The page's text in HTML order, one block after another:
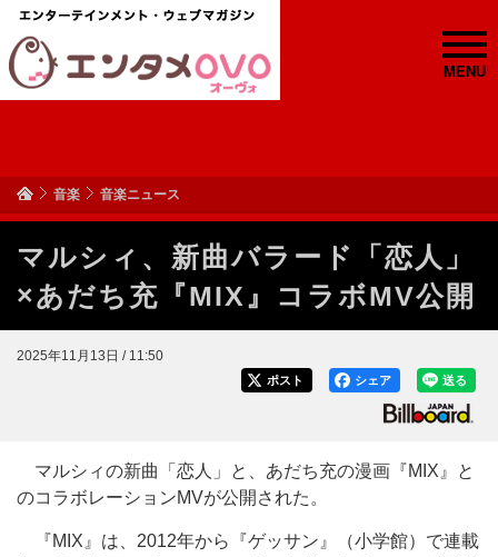
MENU
音楽 音楽ニュース
マルシィ、新曲バラード「恋人」
×あだち充『MIX』コラボMV公開
2025年11月13日 / 11:50
送る
シェア
ポスト
マルシィの新曲「恋人」と、あだち充の漫画『MIX』と
のコラボレーションMVが公開された。
『MIX』は、2012年から『ゲッサン』（小学館）で連載